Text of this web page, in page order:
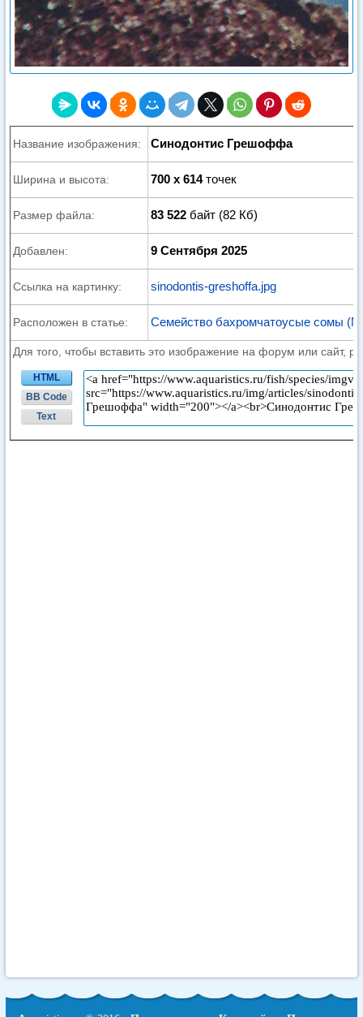
Название изображения: Синодонтис Грешоффа
Ширина и высота: 700 x 614точек
Размер файла: 83 522 байт (82 Кб)
Добавлен: 9 Сентября 2025
Ссылка на картинку: sinodontis-greshoffa.jpg
Расположен в статье: Семейство бахромчатоусые сомы
Для того, чтобы вставить это изображение на форум или сайт,
HTML
BB Code
Text